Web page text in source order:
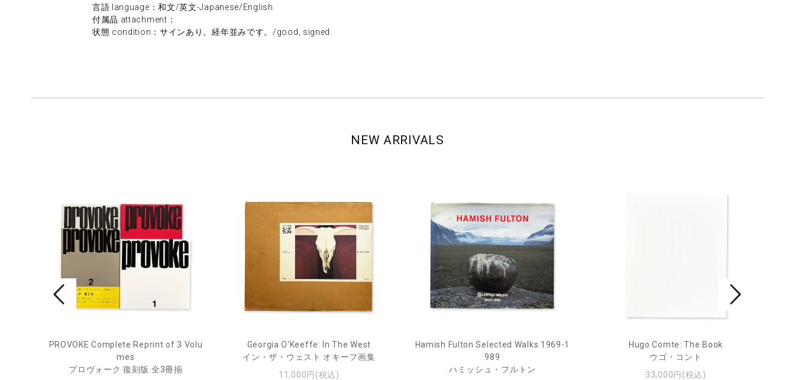
言語 language：和文/英文-Japanese/English
付属品 attachment：
状態 condition：サインあり。経年並みです。/good, signed.
NEW ARRIVALS
PROVOKE Complete Reprint of 3 Volu
mes
プロヴォーク 復刻版 全3冊揃
Georgia O'Keeffe: In The West
イン・ザ・ウェスト オキーフ画集
11,000円(税込)
Hamish Fulton Selected Walks 1969-1
989
ハミッシュ・フルトン
Hugo Comte: The Book
ウゴ・コント
33,000円(税込)